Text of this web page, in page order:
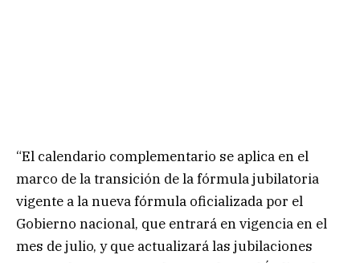
“El calendario complementario se aplica en el
marco de la transición de la fórmula jubilatoria
vigente a la nueva fórmula oficializada por el
Gobierno nacional, que entrará en vigencia en el
mes de julio, y que actualizará las jubilaciones